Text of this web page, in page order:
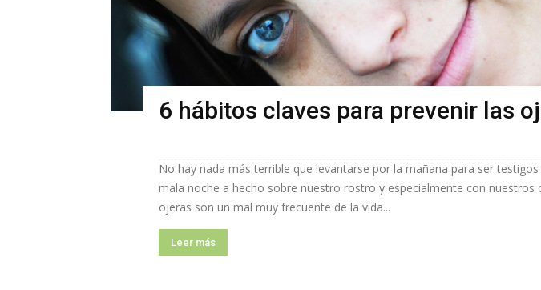
6 hábitos claves para prevenir las
No hay nada más terrible que levantarse por la mañana para ser
mala noche a hecho sobre nuestro rostro y especialmente con nuestros
ojeras son un mal muy frecuente de la vida...
Leer más